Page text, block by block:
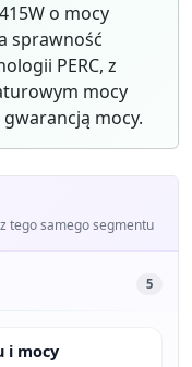
o mocy
sprawność
PERC, z
mocy
gwarancją mocy.
tego samego segmentu
5
i mocy